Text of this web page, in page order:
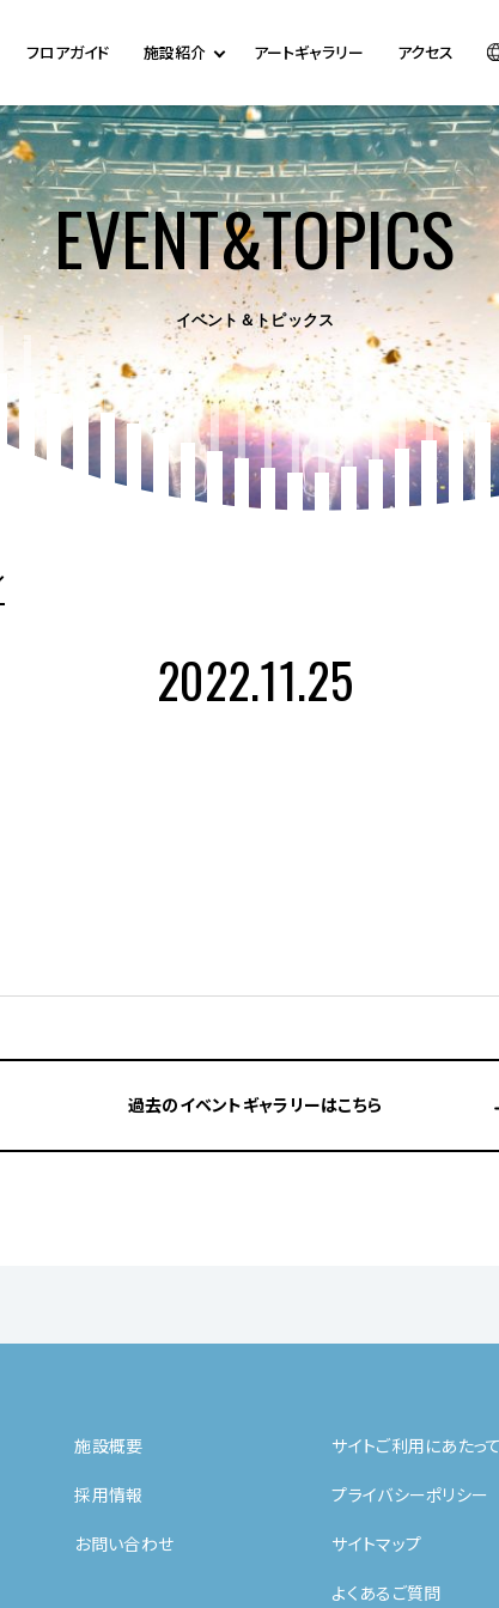
フロアガイド 施設紹介 アートギャラリー アクセス
EVENT&TOPICS
イベント＆トピックス
2022.11.25
過去のイベントギャラリーはこちら
施設概要
採用情報
お問い合わせ
サイトご利用にあたって
プライバシーポリシー
サイトマップ
よくあるご質問